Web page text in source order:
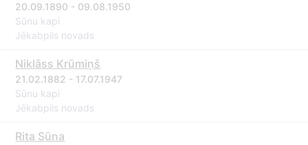
20.09.1890 - 09.08.1950
Sūnu kapi
Jēkabpils novads
Niklāss Krūmiņš
21.02.1882 - 17.07.1947
Sūnu kapi
Jēkabpils novads
Rita Sūna